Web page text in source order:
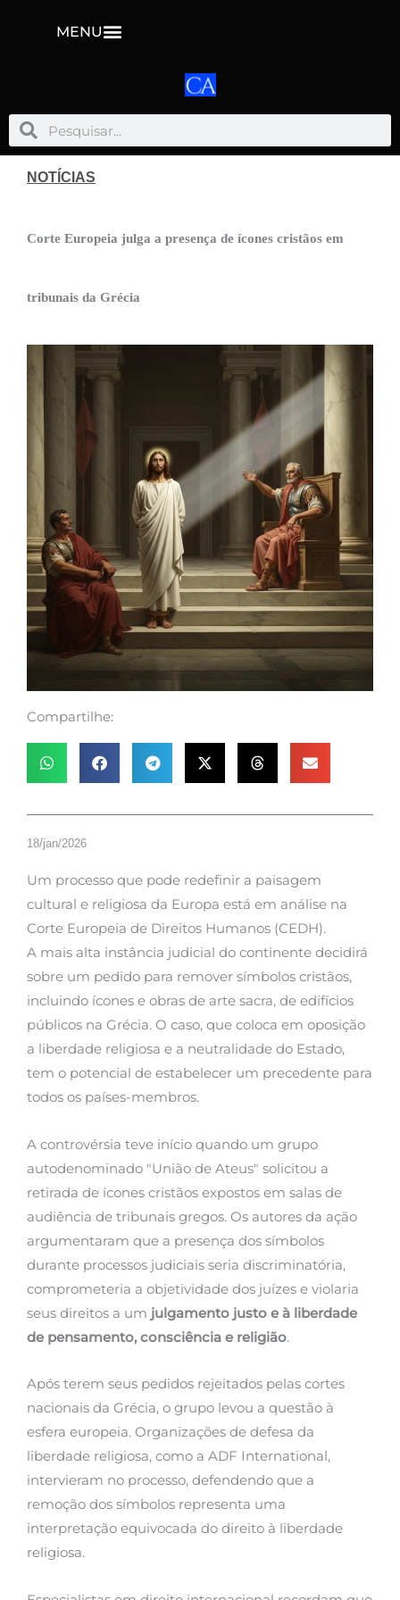
MENU
PesquisarPesquisar
NOTÍCIAS
Corte Europeia julga a presença de ícones cristãos em
tribunais da Grécia
Compartilhe:
18/jan/2026
Um processo que pode redefinir a paisagem
cultural e religiosa da Europa está em análise na
Corte Europeia de Direitos Humanos (CEDH).
A mais alta instância judicial do continente decidirá
sobre um pedido para remover símbolos cristãos,
incluindo ícones e obras de arte sacra, de edifícios
públicos na Grécia. O caso, que coloca em oposição
a liberdade religiosa e a neutralidade do Estado,
tem o potencial de estabelecer um precedente para
todos os países-membros.
A controvérsia teve início quando um grupo
autodenominado "União de Ateus" solicitou a
retirada de ícones cristãos expostos em salas de
audiência de tribunais gregos. Os autores da ação
argumentaram que a presença dos símbolos
durante processos judiciais seria discriminatória,
comprometeria a objetividade dos juízes e violaria
seus direitos a um julgamento justo e à liberdade
de pensamento, consciência e religião.
Após terem seus pedidos rejeitados pelas cortes
nacionais da Grécia, o grupo levou a questão à
esfera europeia. Organizações de defesa da
liberdade religiosa, como a ADF International,
intervieram no processo, defendendo que a
remoção dos símbolos representa uma
interpretação equivocada do direito à liberdade
religiosa.